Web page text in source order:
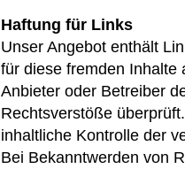
Haftung für Links
Unser Angebot enthält
für diese fremden Inhalte
Anbieter oder Betreiber
Rechtsverstöße
inhaltliche Kontrolle der
Bei Bekanntwerden von